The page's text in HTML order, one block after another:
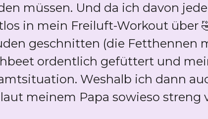
müssen. Und da ich davon
in mein Freiluft-Workout über
geschnitten (die Fetthennen
ordentlich gefüttert und
Weshalb ich dann
meinem Papa sowieso streng